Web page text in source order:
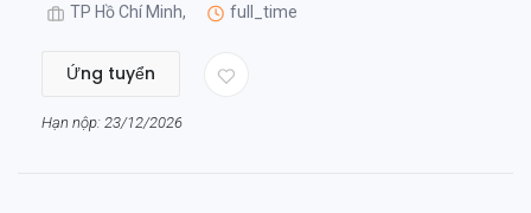
TP Hồ Chí Minh, full_time
Ứng tuyển
Hạn nộp: 23/12/2026